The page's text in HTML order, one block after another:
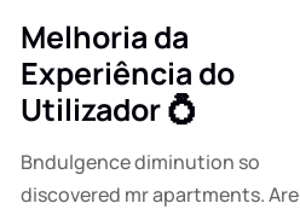
Melhoria da
Experiência do
Utilizador 💍
Bndulgence diminution so
discovered mr apartments. Are